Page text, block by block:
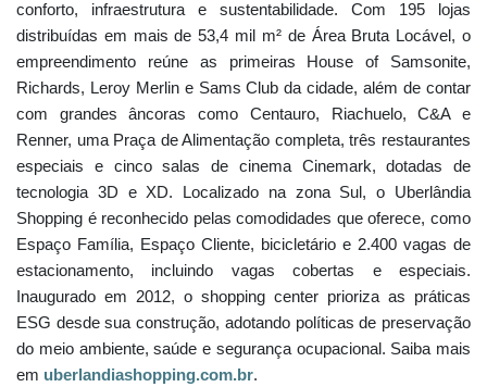
conforto, infraestrutura e sustentabilidade. Com 195 lojas
distribuídas em mais de 53,4 mil m² de Área Bruta Locável, o
empreendimento reúne as primeiras House of Samsonite,
Richards, Leroy Merlin e Sams Club da cidade, além de contar
com grandes âncoras como Centauro, Riachuelo, C&A e
Renner, uma Praça de Alimentação completa, três restaurantes
especiais e cinco salas de cinema Cinemark, dotadas de
tecnologia 3D e XD. Localizado na zona Sul, o Uberlândia
Shopping é reconhecido pelas comodidades que oferece, como
Espaço Família, Espaço Cliente, bicicletário e 2.400 vagas de
estacionamento, incluindo vagas cobertas e especiais.
Inaugurado em 2012, o shopping center prioriza as práticas
ESG desde sua construção, adotando políticas de preservação
do meio ambiente, saúde e segurança ocupacional. Saiba mais
em uberlandiashopping.com.br.